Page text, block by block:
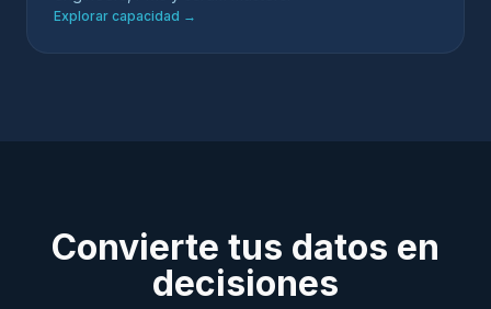
Explorar capacidad →
Convierte tus datos en
decisiones